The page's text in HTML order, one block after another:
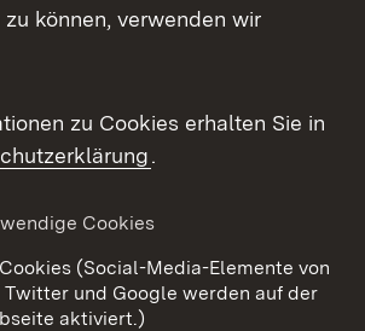
Datenschutz
Barrierefreiheit
Cookies
können, verwenden wir
zu Cookies erhalten Sie in
.
Cookies
(Social-Media-Elemente von
Twitter und Google werden auf der
aktiviert.)